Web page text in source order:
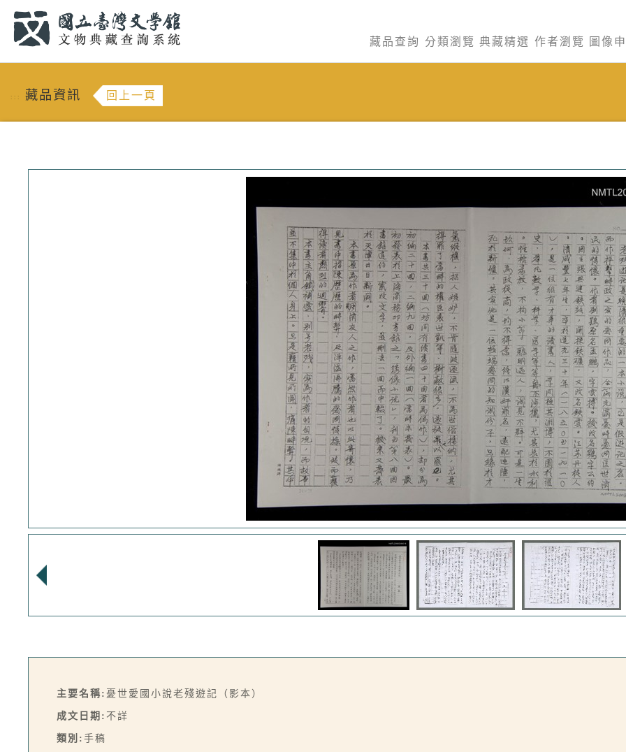
藏品查詢 分類瀏覽 典藏精選 作者瀏覽 圖像
::: 藏品資訊 回上一頁
主要名稱: 憂世愛國小說老殘遊記（影本）
成文日期: 不詳
類別: 手稿